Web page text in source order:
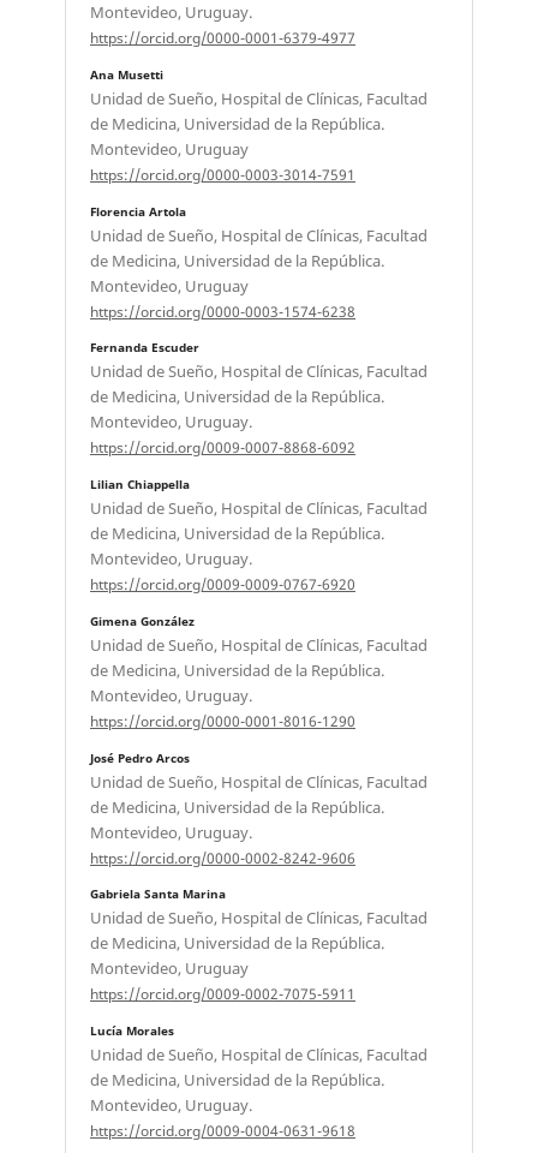
Montevideo, Uruguay.
https://orcid.org/0000-0001-6379-4977
Ana Musetti
Unidad de Sueño, Hospital de Clínicas, Facultad
de Medicina, Universidad de la República.
Montevideo, Uruguay
https://orcid.org/0000-0003-3014-7591
Florencia Artola
Unidad de Sueño, Hospital de Clínicas, Facultad
de Medicina, Universidad de la República.
Montevideo, Uruguay
https://orcid.org/0000-0003-1574-6238
Fernanda Escuder
Unidad de Sueño, Hospital de Clínicas, Facultad
de Medicina, Universidad de la República.
Montevideo, Uruguay.
https://orcid.org/0009-0007-8868-6092
Lilian Chiappella
Unidad de Sueño, Hospital de Clínicas, Facultad
de Medicina, Universidad de la República.
Montevideo, Uruguay.
https://orcid.org/0009-0009-0767-6920
Gimena González
Unidad de Sueño, Hospital de Clínicas, Facultad
de Medicina, Universidad de la República.
Montevideo, Uruguay.
https://orcid.org/0000-0001-8016-1290
José Pedro Arcos
Unidad de Sueño, Hospital de Clínicas, Facultad
de Medicina, Universidad de la República.
Montevideo, Uruguay.
https://orcid.org/0000-0002-8242-9606
Gabriela Santa Marina
Unidad de Sueño, Hospital de Clínicas, Facultad
de Medicina, Universidad de la República.
Montevideo, Uruguay
https://orcid.org/0009-0002-7075-5911
Lucía Morales
Unidad de Sueño, Hospital de Clínicas, Facultad
de Medicina, Universidad de la República.
Montevideo, Uruguay.
https://orcid.org/0009-0004-0631-9618